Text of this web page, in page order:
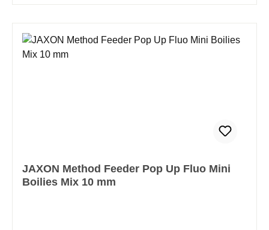
JAXON Method Feeder Pop Up Fluo Mini
Boilies Mix 10 mm